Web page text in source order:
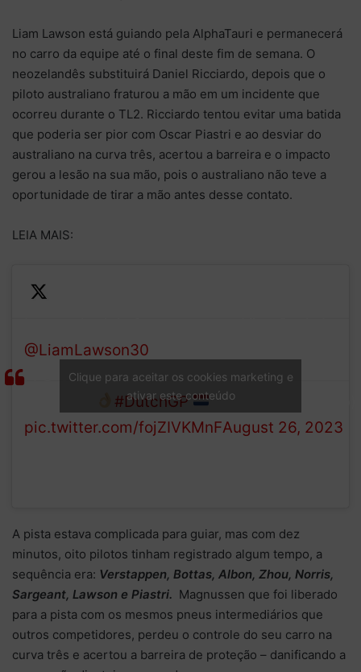
Liam Lawson está guiando pela AlphaTauri e permanecerá
no carro da equipe até o final deste fim de semana. O
neozelandês substituirá Daniel Ricciardo, depois que o
piloto australiano fraturou a mão em um incidente que
ocorreu durante o TL2. Ricciardo tentou evitar uma batida
que poderia ser pior com Oscar Piastri e ao desviar do
australiano na curva três, acertou a barreira e o impacto
gerou a lesão na sua mão, pois o australiano não teve a
oportunidade de tirar a mão antes desse contato.
LEIA MAIS:
@LiamLawson30
FP3: seat check & jump out
#DutchGP
pic.twitter.com/fojZIVKMnF
Team
(@visacashapprb)
August 26, 2023
Clique para aceitar os cookies marketing e
ativar este conteúdo
A pista estava complicada para guiar, mas com dez
minutos, oito pilotos tinham registrado algum tempo, a
sequência era: Verstappen, Bottas, Albon, Zhou, Norris,
Sargeant, Lawson e Piastri. Magnussen que foi liberado
para a pista com os mesmos pneus intermediários que
outros competidores, perdeu o controle do seu carro na
curva três e acertou a barreira de proteção – danificando a